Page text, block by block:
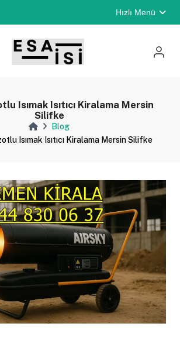
Hızlı Menü
Isımak Isıtıcı Kiralama Mersin
Silifke
Blog
Isımak Isıtıcı Kiralama Mersin Silifke